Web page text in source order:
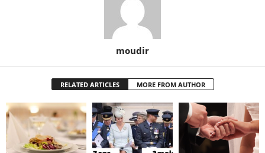
moudir
RELATED ARTICLES MORE FROM AUTHOR